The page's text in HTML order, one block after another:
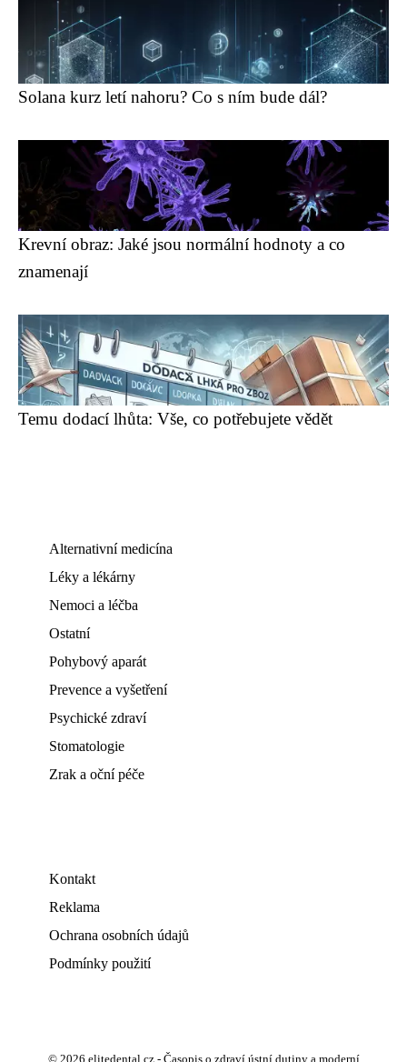
Solana kurz letí nahoru? Co s ním bude dál?
Krevní obraz: Jaké jsou normální hodnoty a co
znamenají
Temu dodací lhůta: Vše, co potřebujete vědět
Alternativní medicína
Léky a lékárny
Nemoci a léčba
Ostatní
Pohybový aparát
Prevence a vyšetření
Psychické zdraví
Stomatologie
Zrak a oční péče
Kontakt
Reklama
Ochrana osobních údajů
Podmínky použití
© 2026 elitedental.cz - Časopis o zdraví ústní dutiny a moderní